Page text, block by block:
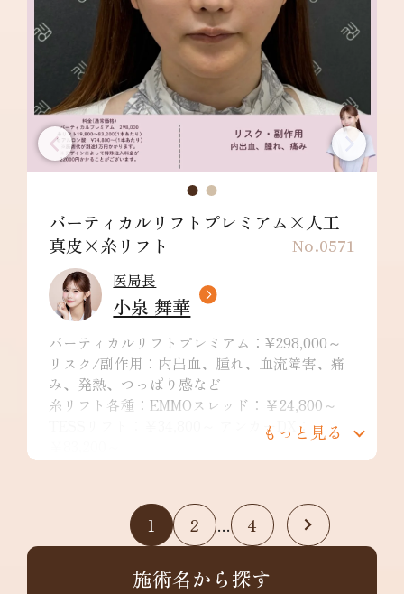
No.0571
バーティカルリフトプレミアム×人工
真皮×糸リフト
医局長
小泉 舞華
バーティカルリフトプレミアム：¥298,000～
リスク/副作用：内出血、腫れ、血流障害、痛
み、発熱、つっぱり感など
糸リフト各種：EMMOスレッド：￥24,800～
TESSリフト：￥34,800～ アンカーDX：
リスク/副作用：痛み・浮腫み・内出血・発
拘縮・知覚鈍麻など
人工真皮：¥298,000円〜
リスク/副作用：腫れ、内出血、違和感、左右
もっと見る
1 2 … 4
施術名から探す